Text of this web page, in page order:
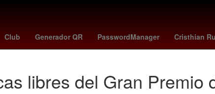
Club Generador QR PasswordManager Cristhian
Almada Pago España soborno 27 de marzo amanda
libres del Gran Premio